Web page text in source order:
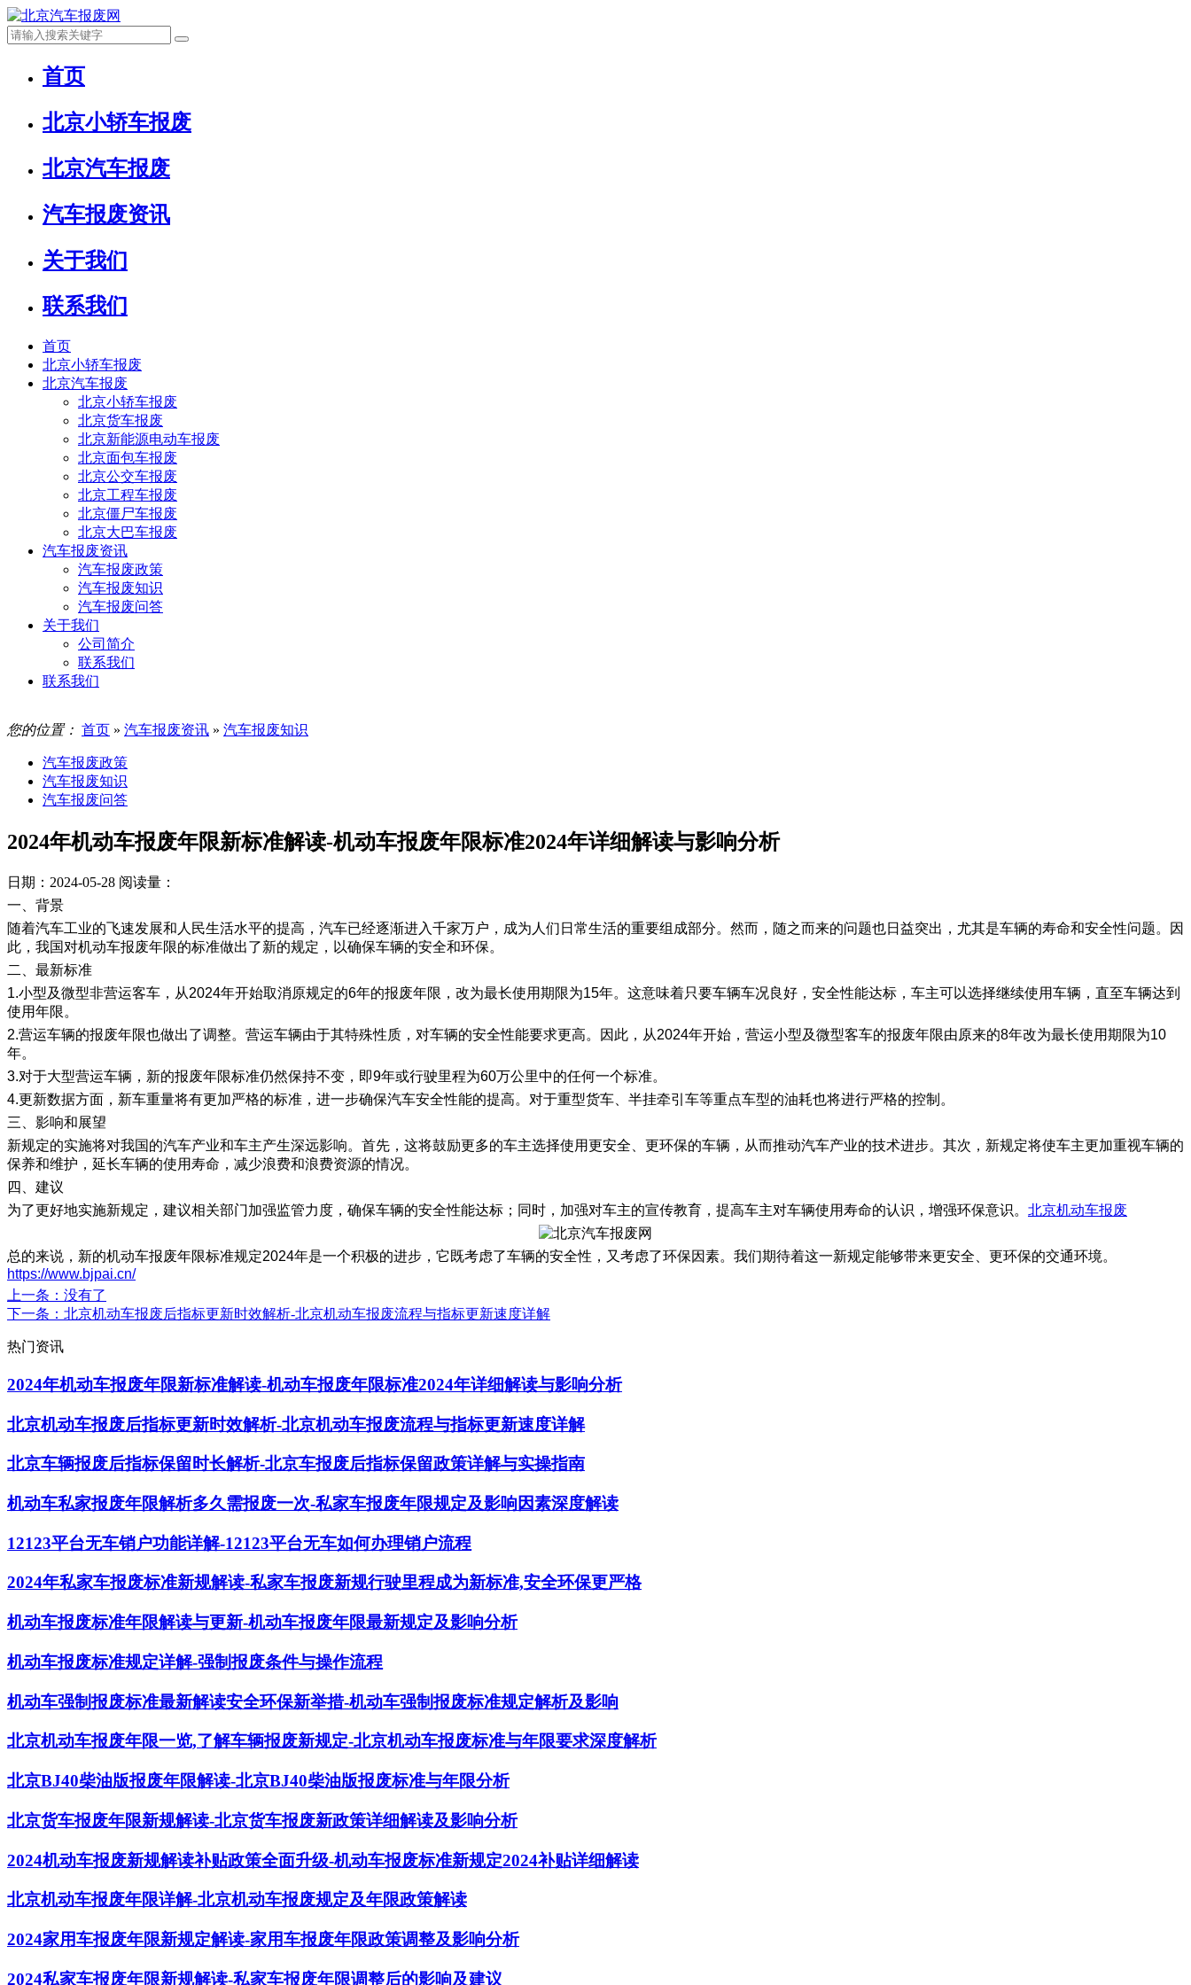
首页
北京小轿车报废
北京汽车报废
汽车报废资讯
关于我们
联系我们
首页
北京小轿车报废
北京汽车报废
北京小轿车报废
北京货车报废
北京新能源电动车报废
北京面包车报废
北京公交车报废
北京工程车报废
北京僵尸车报废
北京大巴车报废
汽车报废资讯
汽车报废政策
汽车报废知识
汽车报废问答
关于我们
公司简介
联系我们
联系我们
您的位置： 首页 » 汽车报废资讯 » 汽车报废知识
汽车报废政策
汽车报废知识
汽车报废问答
2024年机动车报废年限新标准解读-机动车报废年限标准2024年详细解读与影响分析
日期：2024-05-28 阅读量：
一、背景
随着汽车工业的飞速发展和人民生活水平的提高，汽车已经逐渐进入千家万户，成为人们日常生活的重要组成部分。然而，随之而来的问题也日益突出，尤其是车辆的寿命和安全性问题。因
此，我国对机动车报废年限的标准做出了新的规定，以确保车辆的安全和环保。
二、最新标准
1.小型及微型非营运客车，从2024年开始取消原规定的6年的报废年限，改为最长使用期限为15年。这意味着只要车辆车况良好，安全性能达标，车主可以选择继续使用车辆，直至车辆达到
使用年限。
2.营运车辆的报废年限也做出了调整。营运车辆由于其特殊性质，对车辆的安全性能要求更高。因此，从2024年开始，营运小型及微型客车的报废年限由原来的8年改为最长使用期限为10
年。
3.对于大型营运车辆，新的报废年限标准仍然保持不变，即9年或行驶里程为60万公里中的任何一个标准。
4.更新数据方面，新车重量将有更加严格的标准，进一步确保汽车安全性能的提高。对于重型货车、半挂牵引车等重点车型的油耗也将进行严格的控制。
三、影响和展望
新规定的实施将对我国的汽车产业和车主产生深远影响。首先，这将鼓励更多的车主选择使用更安全、更环保的车辆，从而推动汽车产业的技术进步。其次，新规定将使车主更加重视车辆的
保养和维护，延长车辆的使用寿命，减少浪费和浪费资源的情况。
​四、建议
为了更好地实施新规定，建议相关部门加强监管力度，确保车辆的安全性能达标；同时，加强对车主的宣传教育，提高车主对车辆使用寿命的认识，增强环保意识。 北京机动车报废
总的来说，新的机动车报废年限标准规定2024年是一个积极的进步，它既考虑了车辆的安全性，又考虑了环保因素。我们期待着这一新规定能够带来更安全、更环保的交通环境。
https://www.bjpai.cn/
上一条 ：没有了
下一条 ：北京机动车报废后指标更新时效解析-北京机动车报废流程与指标更新速度详解
热门资讯
2024年机动车报废年限新标准解读-机动车报废年限标准2024年详细解读与影响分析
北京机动车报废后指标更新时效解析-北京机动车报废流程与指标更新速度详解
北京车辆报废后指标保留时长解析-北京车报废后指标保留政策详解与实操指南
机动车私家报废年限解析多久需报废一次-私家车报废年限规定及影响因素深度解读
12123平台无车销户功能详解-12123平台无车如何办理销户流程
2024年私家车报废标准新规解读-私家车报废新规行驶里程成为新标准,安全环保更严格
机动车报废标准年限解读与更新-机动车报废年限最新规定及影响分析
机动车报废标准规定详解-强制报废条件与操作流程
机动车强制报废标准最新解读安全环保新举措-机动车强制报废标准规定解析及影响
北京机动车报废年限一览,了解车辆报废新规定-北京机动车报废标准与年限要求深度解析
北京BJ40柴油版报废年限解读-北京BJ40柴油版报废标准与年限分析
北京货车报废年限新规解读-北京货车报废新政策详细解读及影响分析
2024机动车报废新规解读补贴政策全面升级-机动车报废标准新规定2024补贴详细解读
北京机动车报废年限详解-北京机动车报废规定及年限政策解读
2024家用车报废年限新规定解读-家用车报废年限政策调整及影响分析
2024私家车报废年限新规解读-私家车报废年限调整后的影响及建议